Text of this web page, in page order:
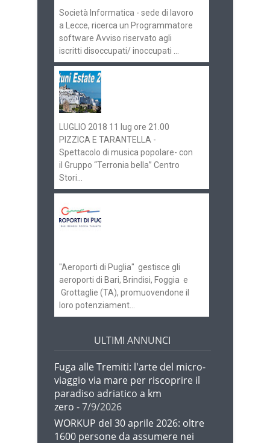
Società Informatica - sede di lavoro
a Lecce, ricerca un Programmatore
software Avviso riservato agli
iscritti disoccupati/ inoccupati ...
LUGLIO 2018 11 lug ore 21.00
PIZZICA E TARANTELLA -
Spettacolo di musica popolare- con
il Gruppo “Terronia bella” Centro
Stori...
"Aeroporti di Puglia" gestisce gli
aeroporti di Bari, Brindisi, Foggia e
Grottaglie (TA), promuovendone il
loro potenziament...
ULTIMI ANNUNCI
Fuga alle Tremiti: l'arte del micro-
viaggio via mare per riscoprire il
paradiso adriatico a km
zero - 7/9/2026
WORKUP del 30 aprile 2026: oltre
1600 persone da assumere nei